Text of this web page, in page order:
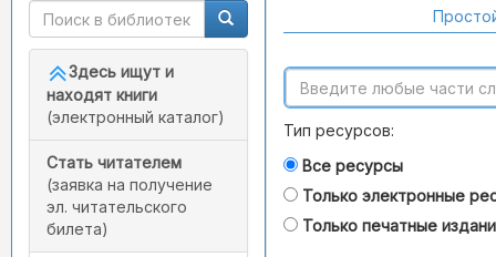
Здесь ищут и
находят книги
(электронный каталог)
Стать читателем
(заявка на получение
эл. читательского
билета)
Тип ресурсов:
Все ресурсы
Только электронные
Только печатные